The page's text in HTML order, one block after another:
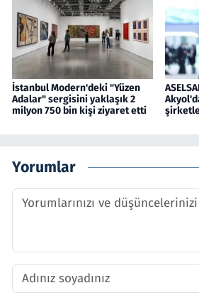
İstanbul Modern'deki "Yüzen
Adalar" sergisini yaklaşık 2
milyon 750 bin kişi ziyaret etti
Yorumlar